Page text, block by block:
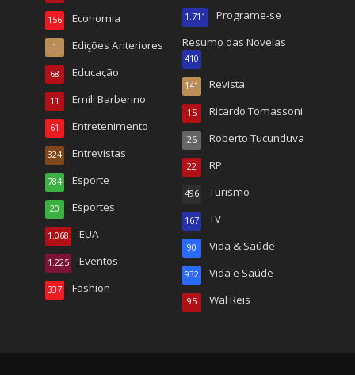
Economia
156
Edições Anteriores
1
Educação
68
Emili Barberino
11
Entretenimento
61
Entrevistas
324
Esporte
784
Esportes
20
EUA
1.068
Eventos
1.225
Fashion
337
Programe-se
1.711
Resumo das Novelas
410
Revista
141
Ricardo Tomassoni
15
Roberto Tucunduva
26
RP
22
Turismo
496
TV
167
Vida & Saúde
90
Vida e Saúde
932
Wal Reis
95